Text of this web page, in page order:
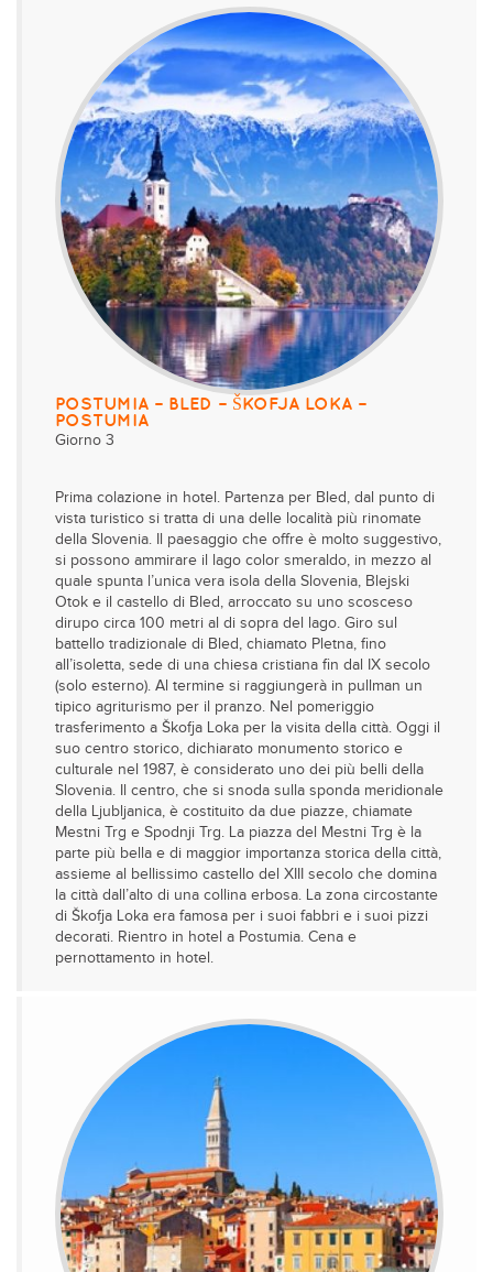
POSTUMIA – BLED – ŠKOFJA LOKA –
POSTUMIA
Giorno 3
Prima colazione in hotel. Partenza per Bled, dal punto di
vista turistico si tratta di una delle località più rinomate
della Slovenia. Il paesaggio che offre è molto suggestivo,
si possono ammirare il lago color smeraldo, in mezzo al
quale spunta l’unica vera isola della Slovenia, Blejski
Otok e il castello di Bled, arroccato su uno scosceso
dirupo circa 100 metri al di sopra del lago. Giro sul
battello tradizionale di Bled, chiamato Pletna, fino
all’isoletta, sede di una chiesa cristiana fin dal IX secolo
(solo esterno). Al termine si raggiungerà in pullman un
tipico agriturismo per il pranzo. Nel pomeriggio
trasferimento a Škofja Loka per la visita della città. Oggi il
suo centro storico, dichiarato monumento storico e
culturale nel 1987, è considerato uno dei più belli della
Slovenia. Il centro, che si snoda sulla sponda meridionale
della Ljubljanica, è costituito da due piazze, chiamate
Mestni Trg e Spodnji Trg. La piazza del Mestni Trg è la
parte più bella e di maggior importanza storica della città,
assieme al bellissimo castello del XIII secolo che domina
la città dall’alto di una collina erbosa. La zona circostante
di Škofja Loka era famosa per i suoi fabbri e i suoi pizzi
decorati. Rientro in hotel a Postumia. Cena e
pernottamento in hotel.